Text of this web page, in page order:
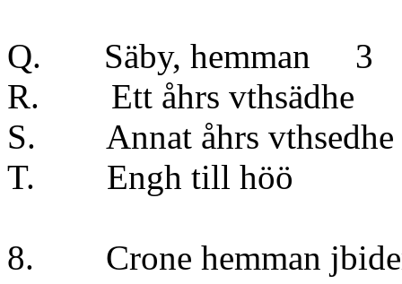
Q. Säby, hemman 3
R. Ett åhrs
S. Annat åhrs
T. Engh till
8. Crone hemman